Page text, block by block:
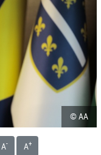
© AA
A- A+